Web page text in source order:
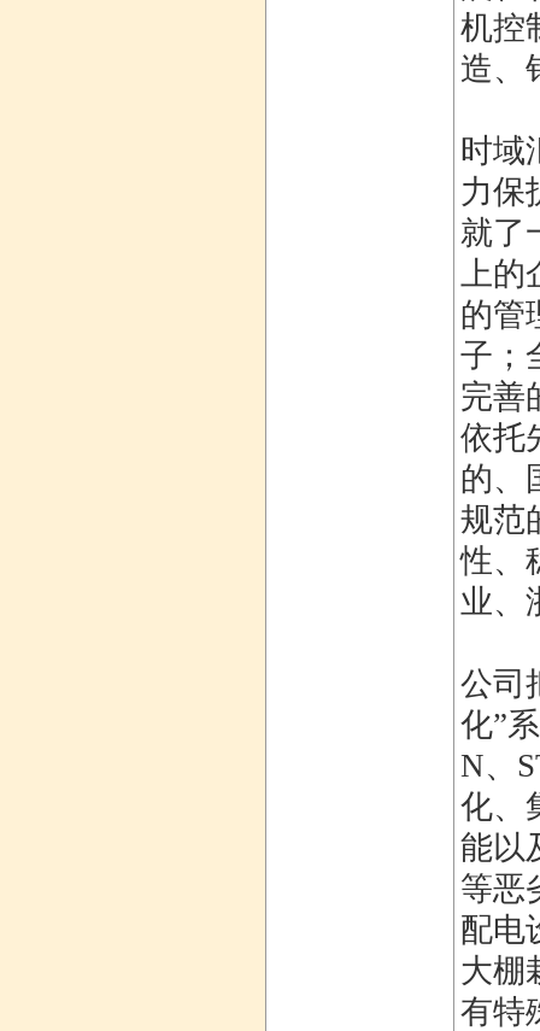
机控
造、
时域
力保
就了
上的
的管
子；
完善
依托
的、
规范
性、
业、
公司
化”
N、
化、
能以
等恶
配电
大棚
有特